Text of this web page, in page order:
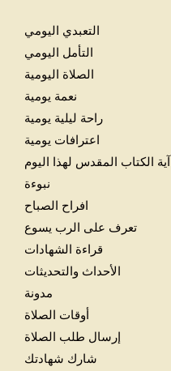
التعبدي اليومي
التأمل اليومي
الصلاة اليومية
نعمة يومية
راحة ليلية يومية
اعترافات يومية
آية الكتاب المقدس لهذا اليوم
نبوءة
افراح الصباح
تعرف على الرب يسوع
قراءة الشهادات
الأحداث والتحديثات
مدونة
أوقات الصلاة
إرسال طلب الصلاة
شارك شهادتك